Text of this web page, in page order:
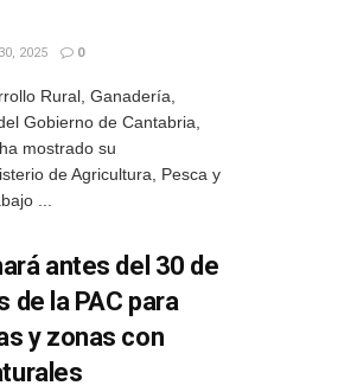
2025 0
Rural, Ganadería,
Gobierno de Cantabria,
mostrado su
de Agricultura, Pesca y
...
antes del 30 de
de la PAC para
y zonas con